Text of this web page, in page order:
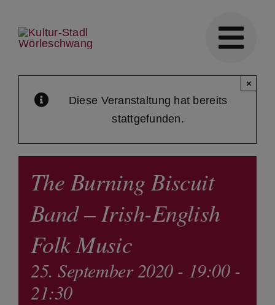
content
Diese Veranstaltung hat bereits
stattgefunden.
×
The Burning Biscuit
Band – Irish-English
Folk Music
25. September 2020 - 19:00-
21:30